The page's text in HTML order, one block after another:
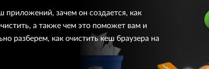
приложений, зачем он создается, как
а также чем это поможет вам и
разберем, как очистить кеш браузера на